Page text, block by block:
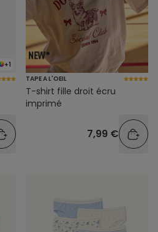
+1
TAPE A L'OEIL
T-shirt fille droit écru
imprimé
7,99 €